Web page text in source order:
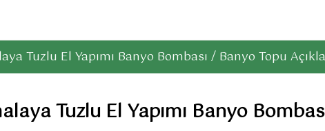
Tuzlu El Yapımı Banyo Bombası / Banyo Topu
Tuzlu El Yapımı Banyo